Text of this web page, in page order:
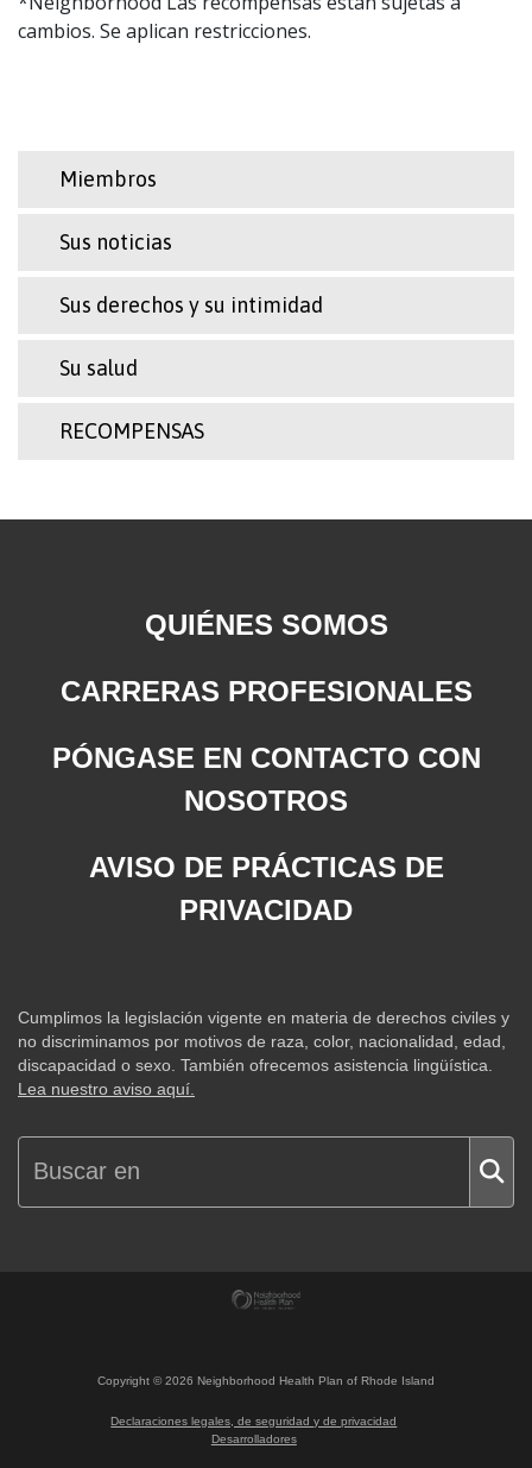
cambios. Se aplican restricciones.
Miembros
Sus noticias
Sus derechos y su intimidad
Su salud
RECOMPENSAS
QUIÉNES SOMOS
CARRERAS PROFESIONALES
PÓNGASE EN CONTACTO CON
NOSOTROS
AVISO DE PRÁCTICAS DE
PRIVACIDAD
Cumplimos la legislación vigente en materia de derechos civiles y
no discriminamos por motivos de raza, color, nacionalidad, edad,
discapacidad o sexo. También ofrecemos asistencia lingüística.
Lea nuestro aviso aquí.
Copyright ©2026 Neighborhood Health Plan of Rhode Island
Declaraciones legales, de seguridad y de privacidad
Desarrolladores